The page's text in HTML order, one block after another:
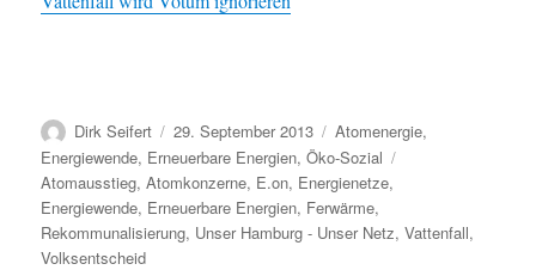
Autor
Dirk Seifert
Veröffentlicht
am
29. September 2013 Kategorien
Atomenergie,
Energiewende, Erneuerbare Energien,Öko-Sozial
Atomausstieg,Atomkonzerne, E.on, Energienetze,
Energiewende, Erneuerbare Energien, Ferwärme,
Rekommunalisierung, Unser Hamburg - Unser Netz,Vattenfall,
Volksentscheid